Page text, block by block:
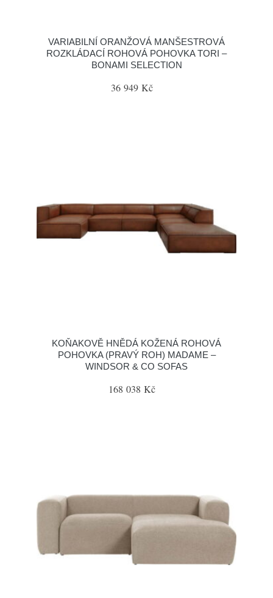
VARIABILNÍ ORANŽOVÁ MANŠESTROVÁ
ROZKLÁDACÍ ROHOVÁ POHOVKA TORI –
BONAMI SELECTION
36 949 Kč
KOŇAKOVĚ HNĚDÁ KOŽENÁ ROHOVÁ
POHOVKA (PRAVÝ ROH) MADAME –
WINDSOR & CO SOFAS
168 038 Kč